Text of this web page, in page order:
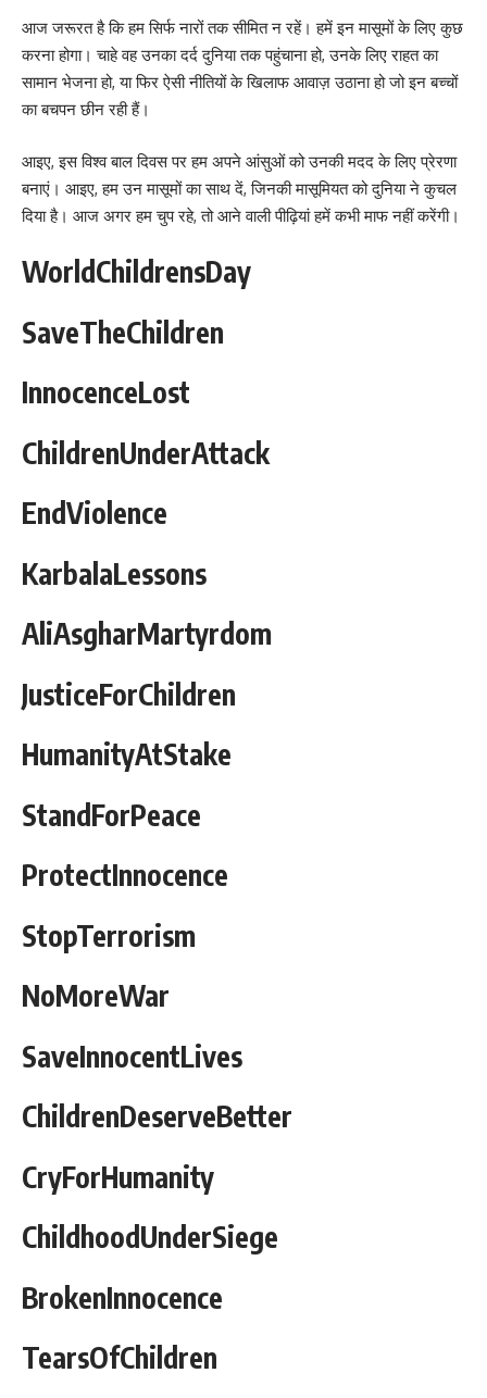
आज जरूरत है कि हम सिर्फ नारों तक सीमित न रहें। हमें इन मासूमों के लिए कुछ
करना होगा। चाहे वह उनका दर्द दुनिया तक पहुंचाना हो, उनके लिए राहत का
सामान भेजना हो, या फिर ऐसी नीतियों के खिलाफ आवाज़ उठाना हो जो इन बच्चों
का बचपन छीन रही हैं।
आइए, इस विश्व बाल दिवस पर हम अपने आंसुओं को उनकी मदद के लिए प्रेरणा
बनाएं। आइए, हम उन मासूमों का साथ दें, जिनकी मासूमियत को दुनिया ने कुचल
दिया है। आज अगर हम चुप रहे, तो आने वाली पीढ़ियां हमें कभी माफ नहीं करेंगी।
WorldChildrensDay
SaveTheChildren
InnocenceLost
ChildrenUnderAttack
EndViolence
KarbalaLessons
AliAsgharMartyrdom
JusticeForChildren
HumanityAtStake
StandForPeace
ProtectInnocence
StopTerrorism
NoMoreWar
SaveInnocentLives
ChildrenDeserveBetter
CryForHumanity
ChildhoodUnderSiege
BrokenInnocence
TearsOfChildren